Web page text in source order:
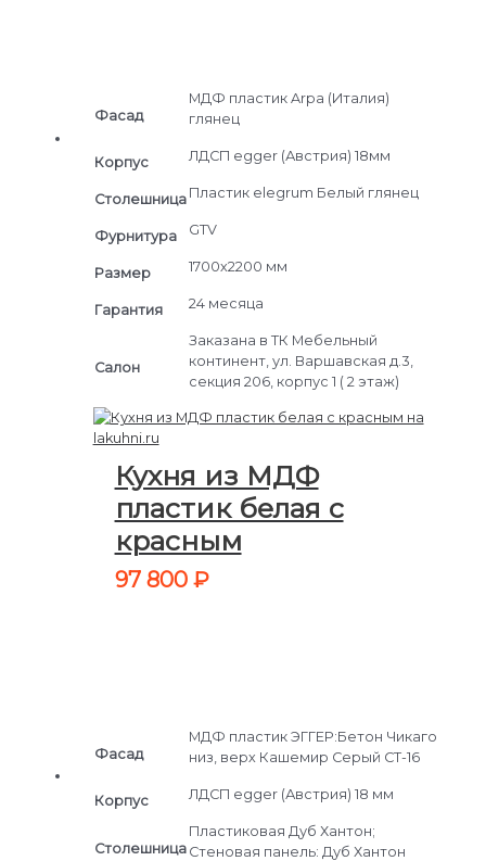
Фасад
МДФ пластик Arpa (Италия)
глянец
Корпус ЛДСП egger (Австрия) 18мм
Cтолешница Пластик elegrum Белый глянец
Фурнитура GTV
Размер 1700х2200 мм
Гарантия 24 месяца
Салон
Заказана в ТК Мебельный
континент, ул. Варшавская д.3,
секция 206, корпус 1 ( 2 этаж)
Кухня из МДФ
пластик белая с
красным
97 800 ₽
Фасад
МДФ пластик ЭГГЕР:Бетон Чикаго
низ, верх Кашемир Серый СТ-16
Корпус ЛДСП egger (Австрия) 18 мм
Столешница
Пластиковая Дуб Хантон;
Стеновая панель: Дуб Хантон